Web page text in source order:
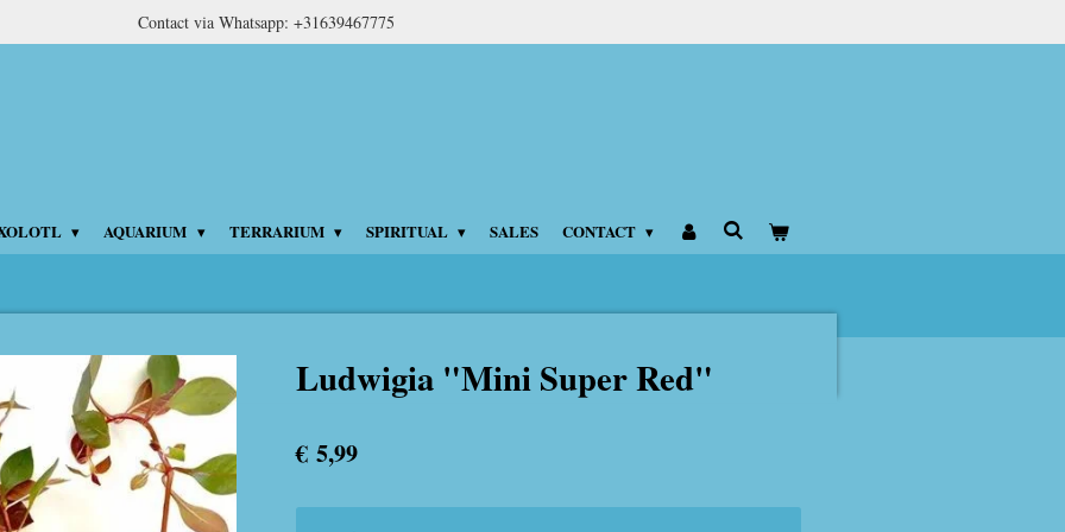
Contact via Whatsapp: +31639467775
AQUARIUM TERRARIUM SPIRITUAL SALES CONTACT
Ludwigia "Mini Super Red"
€ 5,99